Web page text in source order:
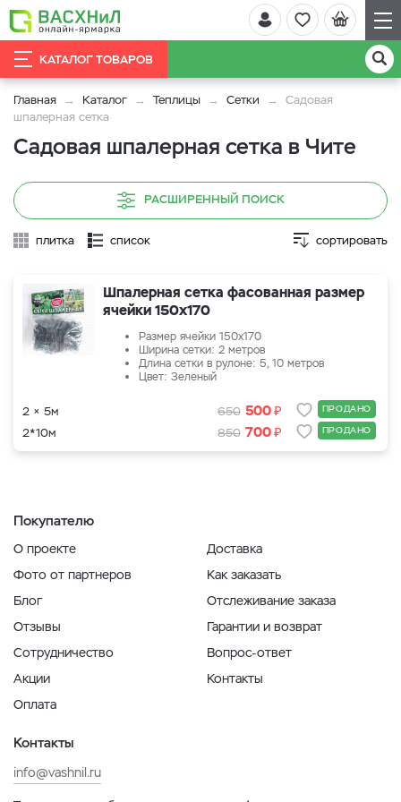
КАТАЛОГ ТОВАРОВ
Главная Каталог Теплицы Сетки
Садовая
шпалерная сетка
Садовая шпалерная сетка в Чите
РАСШИРЕННЫЙ ПОИСК
плитка список сортировать
Шпалерная сетка фасованная размер
ячейки 150х170
Размер ячейки 150х170
Ширина сетки: 2 метров
Длина сетки в рулоне: 5, 10 метров
Цвет: Зеленый
2 × 5м 650 500₽ ПРОДАНО
2*10м 850 700₽ ПРОДАНО
Покупателю
О проекте
Фото от партнеров
Блог
Отзывы
Сотрудничество
Акции
Оплата
Доставка
Как заказать
Отслеживание заказа
Гарантии и возврат
Вопрос-ответ
Контакты
Контакты
info@vashnil.ru